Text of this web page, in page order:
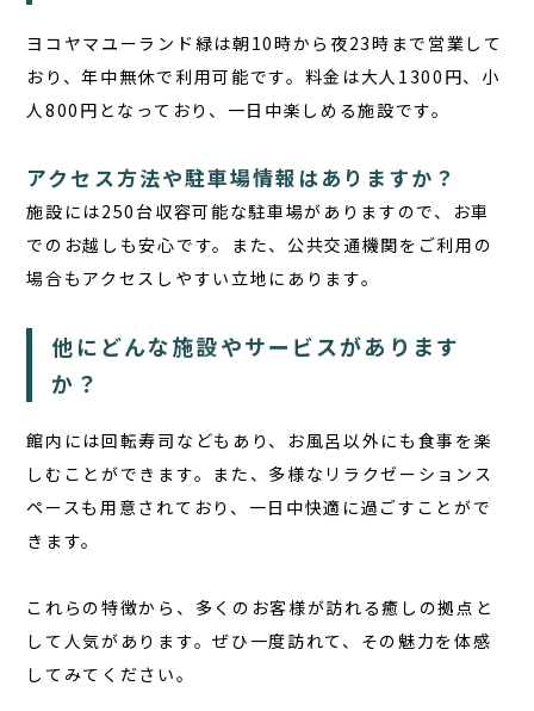
ヨコヤマユーランド緑は朝10時から夜23時まで営業して
おり、年中無休で利用可能です。料金は大人1300円、小
人800円となっており、一日中楽しめる施設です。
アクセス方法や駐車場情報はありますか？
施設には250台収容可能な駐車場がありますので、お車
でのお越しも安心です。また、公共交通機関をご利用の
場合もアクセスしやすい立地にあります。
他にどんな施設やサービスがあります
か？
館内には回転寿司などもあり、お風呂以外にも食事を楽
しむことができます。また、多様なリラクゼーションス
ペースも用意されており、一日中快適に過ごすことがで
きます。
これらの特徴から、多くのお客様が訪れる癒しの拠点と
して人気があります。ぜひ一度訪れて、その魅力を体感
してみてください。